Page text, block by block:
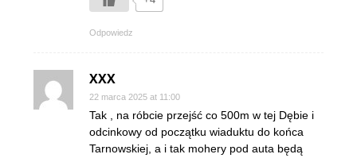
Odpowiedz
XXX
22 marca 2025 at 11:00
Tak , na róbcie przejść co 500m w tej Dębie i
odcinkowy od początku wiaduktu do końca
Tarnowskiej, a i tak mohery pod auta będą